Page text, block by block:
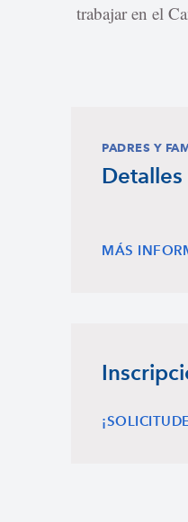
trabajar en el
PADRES Y
MÁS